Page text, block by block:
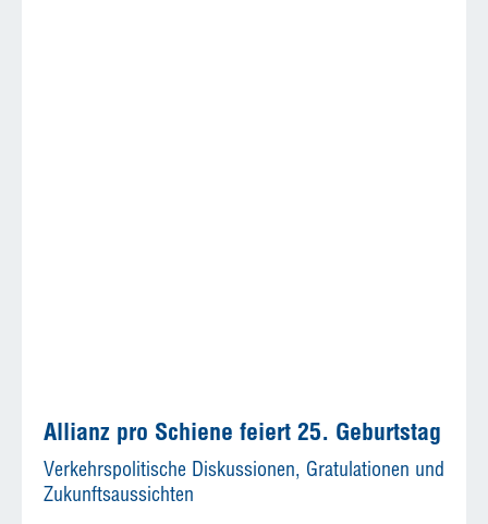
Allianz pro Schiene feiert 25. Geburtstag
Verkehrspolitische Diskussionen, Gratulationen und
Zukunftsaussichten